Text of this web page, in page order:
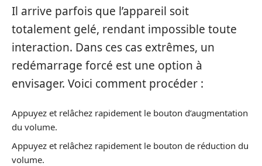
Il arrive parfois que l’appareil soit
totalement gelé, rendant impossible toute
interaction. Dans ces cas extrêmes, un
redémarrage forcé est une option à
envisager. Voici comment procéder :
Appuyez et relâchez rapidement le bouton d’augmentation
du volume.
Appuyez et relâchez rapidement le bouton de réduction du
volume.